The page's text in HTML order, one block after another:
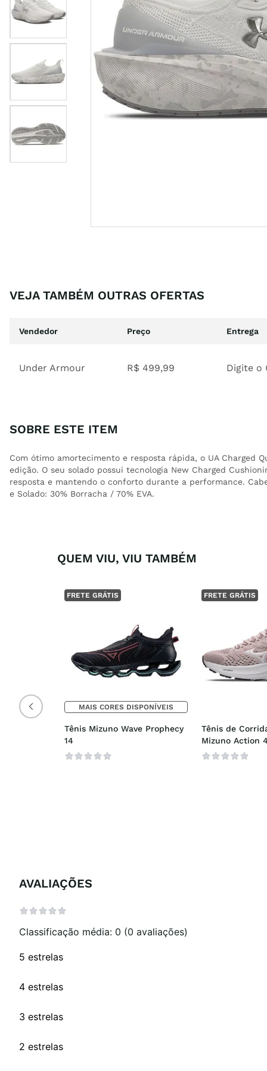
VEJA TAMBÉM OUTRAS OFERTAS
Vendedor Preço Entrega
Under Armour R$ 499,99 Digite o
SOBRE ESTE ITEM
Com ótimo amortecimento e resposta rápida, o UA Charged
edição. O seu solado possui tecnologia New Charged
resposta e mantendo o conforto durante a performance.
e Solado: 30% Borracha / 70% EVA.
QUEM VIU, VIU TAMBÉM
FRETE GRÁTIS
MAIS CORES DISPONÍVEIS
Tênis Mizuno Wave Prophecy
14
FRETE GRÁTIS
Tênis de
Mizuno Action 4
AVALIAÇÕES
Classificação média: 0 (0 avaliações)
5 estrelas
4 estrelas
3 estrelas
2 estrelas
8 º crossfit
9º casual
10ºtenis